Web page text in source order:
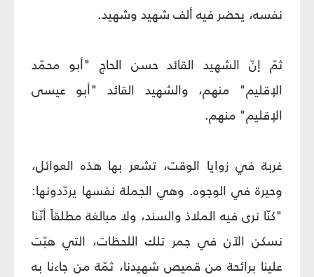
نفسه، يحضر فيه ألف شهيد وشهيد.
ثمّ إنّ الشهيد القائد حسن الحاج "أبو محمّد
الإقليم" منهم، والشهيد القائد "أبو عيسى
الإقليم" منهم.
غربة في زوايا الوقت، تشعر بها هذه العوائل،
وحيرة في الوجوه. وهي الجملة نفسها يردّدونها:
"كنّا نرى فيه الملاذ والسند، ولا مبالغة مطلقاً أنّنا
نسكن الآن في جمر تلك اللحظات، التي هبّت
علينا برائحة من قميص شهيدنا، ثمّة من جاءنا به